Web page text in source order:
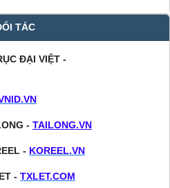
TÁC
ĐẠI VIỆT -
- TAILONG.VN
- KOREEL.VN
- TXLET.COM